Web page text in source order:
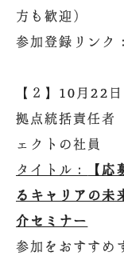
方も歓迎）
参加登録リンク：
【２】10月22
拠点統括責任
ェクトの社員
タイトル：
【
るキャリアの
介セミナー
参加をおすすめ